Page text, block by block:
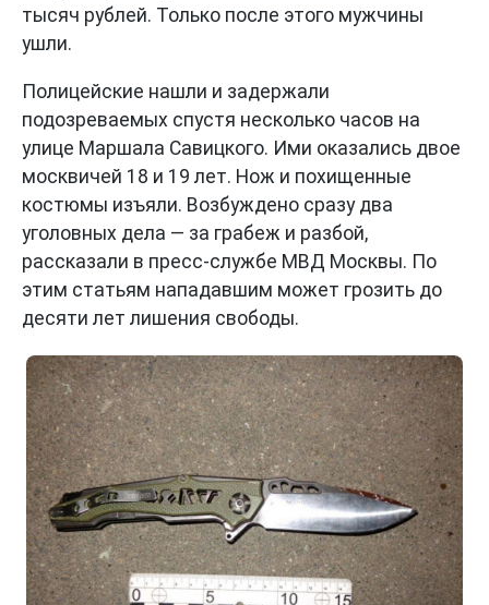
тысяч рублей. Только после этого мужчины
ушли.
Полицейские нашли и задержали
подозреваемых спустя несколько часов на
улице Маршала Савицкого. Ими оказались двое
москвичей 18 и 19 лет. Нож и похищенные
костюмы изъяли. Возбуждено сразу два
уголовных дела — за грабеж и разбой,
рассказали в пресс-службе МВД Москвы. По
этим статьям нападавшим может грозить до
десяти лет лишения свободы.